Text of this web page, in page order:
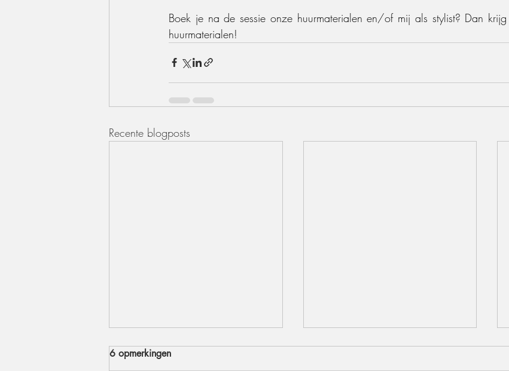
Boek je na de sessie onze huurmaterialen en/of mij als stylist? Dan
huurmaterialen!
Recente blogposts
6 opmerkingen